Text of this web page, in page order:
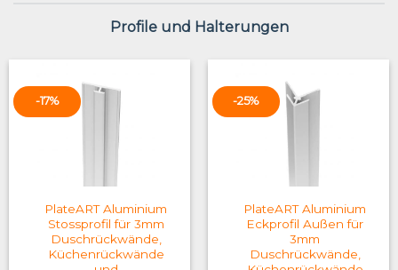
Profile und Halterungen
-17%
PlateART Aluminium
Stossprofil für 3mm
Duschrückwände,
Küchenrückwände
-25%
PlateART Aluminium
Eckprofil Außen für
3mm
Duschrückwände,